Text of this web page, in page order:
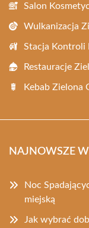
Salon
Wulkanizacja
Stacja Kontroli
Restauracje
Kebab Zielona
NAJNOWSZE
Noc
miejską
Jak wybrać